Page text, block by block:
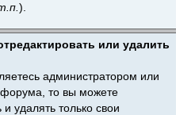
).
или удалить
администратором или
то вы можете
и удалять только свои